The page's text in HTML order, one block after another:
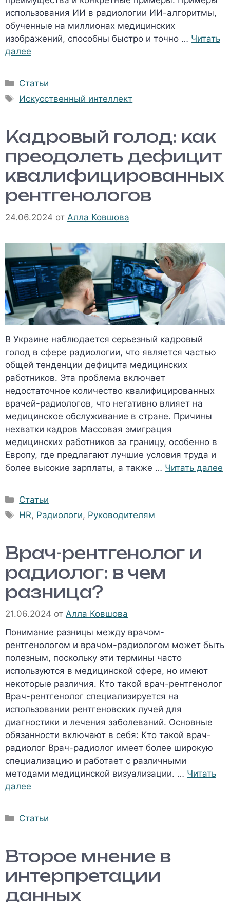
использования ИИ в радиологии ИИ-алгоритмы,
обученные на миллионах медицинских
изображений, способны быстро и точно … Читать
далее
Рубрики
Статьи
Метки
Искусственный интеллект
Кадровый голод: как
преодолеть дефицит
квалифицированных
рентгенологов
24.06.2024 от Алла Ковшова
В Украине наблюдается серьезный кадровый
голод в сфере радиологии, что является частью
общей тенденции дефицита медицинских
работников. Эта проблема включает
недостаточное количество квалифицированных
врачей-радиологов, что негативно влияет на
медицинское обслуживание в стране. Причины
нехватки кадров Массовая эмиграция
медицинских работников за границу, особенно в
Европу, где предлагают лучшие условия труда и
более высокие зарплаты, а также … Читать далее
Рубрики
Статьи
Метки
HR, Радиологи, Руководителям
Врач-рентгенолог и
радиолог: в чем
разница?
21.06.2024 от Алла Ковшова
Понимание разницы между врачом-
рентгенологом и врачом-радиологом может быть
полезным, поскольку эти термины часто
используются в медицинской сфере, но имеют
некоторые различия. Кто такой врач-рентгенолог
Врач-рентгенолог специализируется на
использовании рентгеновских лучей для
диагностики и лечения заболеваний. Основные
обязанности включают в себя: Кто такой врач-
радиолог Врач-радиолог имеет более широкую
специализацию и работает с различными
методами медицинской визуализации. … Читать
далее
Рубрики
Статьи
Второе мнение в
интерпретации
данных